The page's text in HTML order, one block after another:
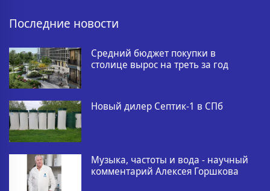
Последние новости
Средний бюджет покупки в
столице вырос на треть за год
Новый дилер Септик-1 в СПб
Музыка, частоты и вода - научный
комментарий Алексея Горшкова